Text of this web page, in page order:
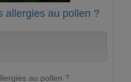
allergies au pollen ?
au pollen ?